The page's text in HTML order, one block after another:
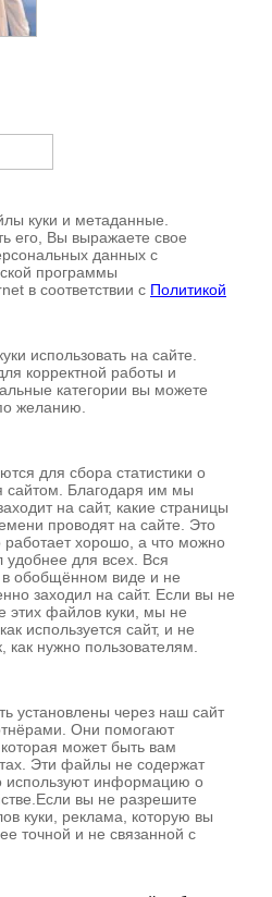
куки и метаданные.
его, Вы выражаете свое
данных с
программы
в соответствии с Политикой
использовать на сайте.
корректной работы и
категории вы можете
желанию.
для сбора статистики о
сайтом. Благодаря им мы
на сайт, какие страницы
проводят на сайте. Это
работает хорошо, а что можно
удобнее для всех. Вся
обобщённом виде и не
заходил на сайт. Если вы не
этих файлов куки, мы не
используется сайт, и не
как нужно пользователям.
установлены через наш сайт
Они помогают
может быть вам
Эти файлы не содержат
используют информацию о
вы не разрешите
куки, реклама, которую вы
точной и не связанной с